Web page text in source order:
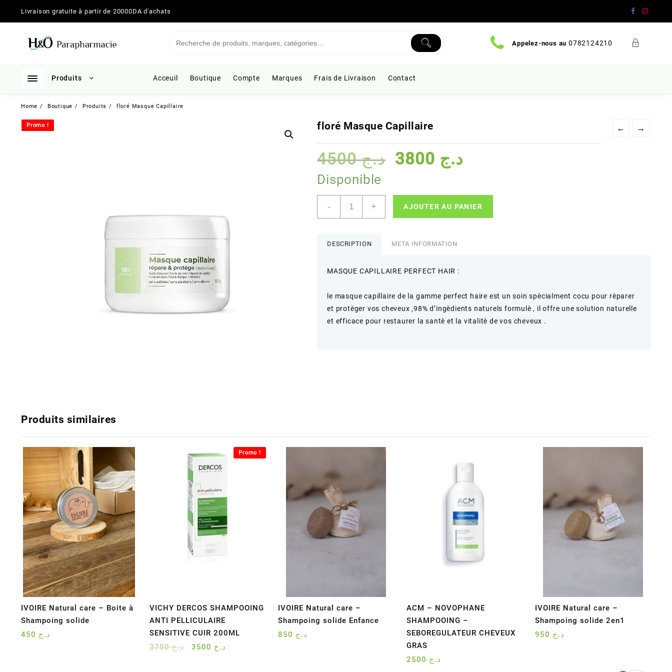
Livraison gratuite à partir de 20000DA d'achats
Appelez-nous au 0782124210
Produits Acceuil Boutique Compte Marques Frais de Livraison Contact
Home Boutique Produits floré Masque Capillaire
Promo ! ← →
floré Masque Capillaire
د.ج4500 Le
prix
د.ج 4500.
د.ج
Disponible
-
floré
Capillaire
+ AJOUTER AU PANIER
DESCRIPTION META INFORMATION
MASQUE CAPILLAIRE PERFECT HAIR :
le masque capillaire de la gamme perfect haire est un soin spècialment cocu pour rèparer
et protèger vos cheveux ,98% d’ingèdients naturels formulè , il offre une solution naturelle
et efficace pour restaurer la santè et la vitalitè de vos cheveux .
Promo !
Produits similaires
IVOIRE Natural care – Boite à
Shampoing solide
د.ج
Promo !
VICHY DERCOS SHAMPOOING
ANTI PELLICULAIRE
SENSITIVE CUIR 200ML
د.ج3750
Le
د.ج
IVOIRE Natural care –
Shampoing solide Enfance
د.ج
ACM – NOVOPHANE
SHAMPOOING –
SEBOREGULATEUR CHEVEUX
GRAS
د.ج
IVOIRE Natural care –
Shampoing solide 2en1
د.ج